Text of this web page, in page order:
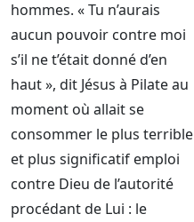
hommes. « Tu n’aurais
aucun pouvoir contre moi
s’il ne t’était donné d’en
haut », dit Jésus à Pilate au
moment où allait se
consommer le plus terrible
et plus significatif emploi
contre Dieu de l’autorité
procédant de Lui : le